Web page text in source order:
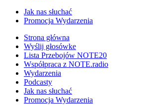
Jak nas słuchać
Promocja Wydarzenia
Strona główna
Wyślij głosówke
Lista Przebojów NOTE20
Współpraca z NOTE.radio
Wydarzenia
Podcasty
Jak nas słuchać
Promocja Wydarzenia